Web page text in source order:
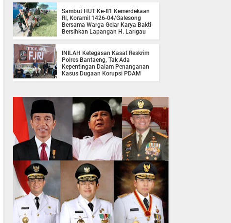
Sambut HUT Ke-81 Kemerdekaan
RI, Koramil 1426-04/Galesong
Bersama Warga Gelar Karya Bakti
Bersihkan Lapangan H. Larigau
INILAH Ketegasan Kasat Reskrim
Polres Bantaeng, Tak Ada
Kepentingan Dalam Penanganan
Kasus Dugaan Korupsi PDAM